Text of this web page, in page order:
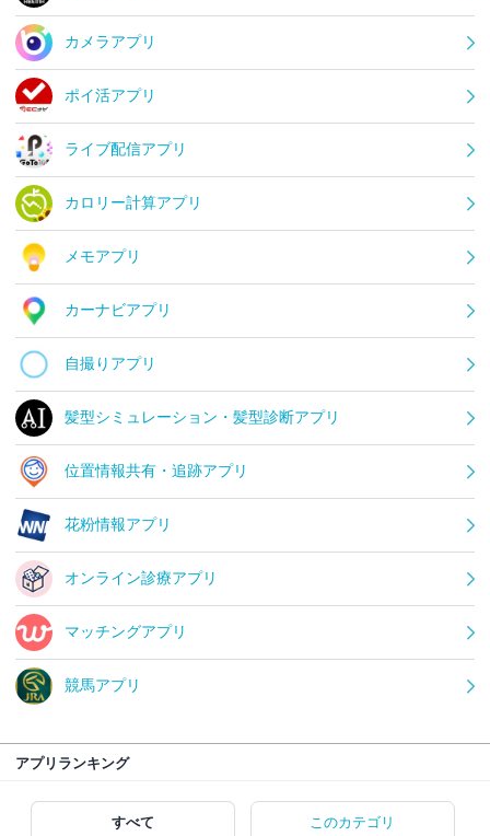
カメラアプリ
ポイ活アプリ
ライブ配信アプリ
カロリー計算アプリ
メモアプリ
カーナビアプリ
自撮りアプリ
髪型シミュレーション・髪型診断アプリ
位置情報共有・追跡アプリ
花粉情報アプリ
オンライン診療アプリ
マッチングアプリ
競馬アプリ
アプリランキング
すべて このカテゴリ